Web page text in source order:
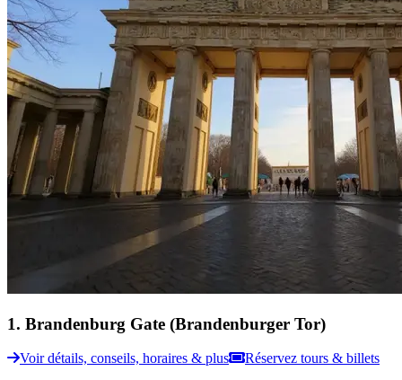
1. Brandenburg Gate (Brandenburger Tor)
Voir détails, conseils, horaires & plus
Réservez tours & billets